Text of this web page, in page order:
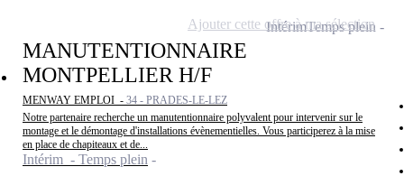
MANUTENTIONNAIRE
MONTPELLIER H/F
MENWAY EMPLOI - 34 - PRADES-LE-LEZ
Notre partenaire recherche un manutentionnaire polyvalent pour intervenir sur le
montage et le démontage d'installations évènementielles. Vous participerez à la mise
en place de chapiteaux et de...
Intérim - Temps plein
IntérimTemps plein
Ajouter cette offre à ma sélection